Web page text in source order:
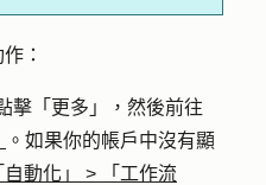
：
擊 「更多」
，然後前往
。如果你的帳戶中沒有顯
自動化」 >
「工作流